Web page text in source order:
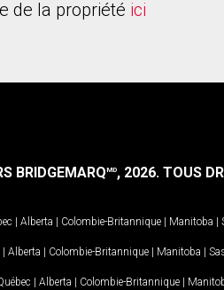
de la propriété ici
BRIDGEMARQMD, 2026. TOUS
| Alberta | Colombie-Britannique | Manitoba |
| Alberta | Colombie-Britannique | Manitoba |
| Alberta | Colombie-Britannique |